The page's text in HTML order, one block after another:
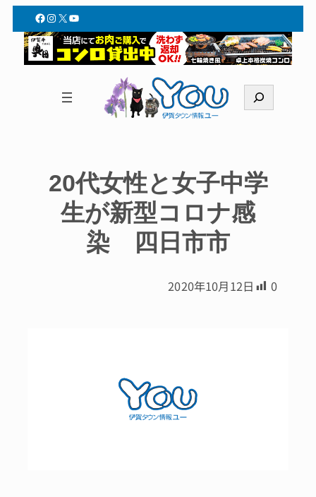
Facebook
Instagram
X YouTube
索
20代女性と女子中学
生が新型コロナ感
染 四日市市
2020年10月12日 0